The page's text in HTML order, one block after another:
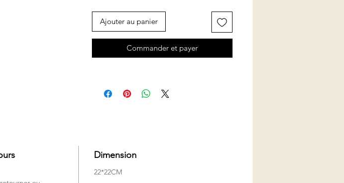
Ajouter au panier
Commander et payer
Dimension
22*22CM